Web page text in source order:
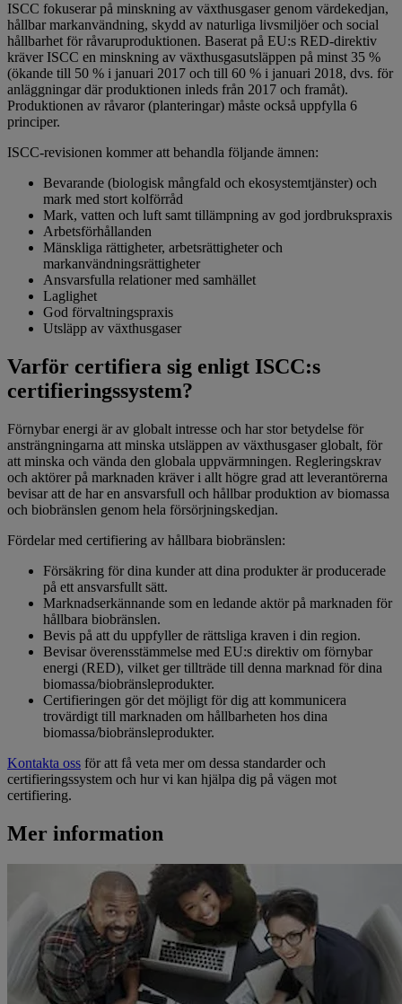
ISCC fokuserar på minskning av växthusgaser genom värdekedjan,
hållbar markanvändning, skydd av naturliga livsmiljöer och social
hållbarhet för råvaruproduktionen. Baserat på EU:s RED-direktiv
kräver ISCC en minskning av växthusgasutsläppen på minst 35 %
(ökande till 50 % i januari 2017 och till 60 % i januari 2018, dvs. för
anläggningar där produktionen inleds från 2017 och framåt).
Produktionen av råvaror (planteringar) måste också uppfylla 6
principer.
ISCC-revisionen kommer att behandla följande ämnen:
Bevarande (biologisk mångfald och ekosystemtjänster) och
mark med stort kolförråd
Mark, vatten och luft samt tillämpning av god jordbrukspraxis
Arbetsförhållanden
Mänskliga rättigheter, arbetsrättigheter och
markanvändningsrättigheter
Ansvarsfulla relationer med samhället
Laglighet
God förvaltningspraxis
Utsläpp av växthusgaser
Varför certifiera sig enligt ISCC:s
certifieringssystem?
Förnybar energi är av globalt intresse och har stor betydelse för
ansträngningarna att minska utsläppen av växthusgaser globalt, för
att minska och vända den globala uppvärmningen. Regleringskrav
och aktörer på marknaden kräver i allt högre grad att leverantörerna
bevisar att de har en ansvarsfull och hållbar produktion av biomassa
och biobränslen genom hela försörjningskedjan.
Fördelar med certifiering av hållbara biobränslen:
Försäkring för dina kunder att dina produkter är producerade
på ett ansvarsfullt sätt.
Marknadserkännande som en ledande aktör på marknaden för
hållbara biobränslen.
Bevis på att du uppfyller de rättsliga kraven i din region.
Bevisar överensstämmelse med EU:s direktiv om förnybar
energi (RED), vilket ger tillträde till denna marknad för dina
biomassa/biobränsleprodukter.
Certifieringen gör det möjligt för dig att kommunicera
trovärdigt till marknaden om hållbarheten hos dina
biomassa/biobränsleprodukter.
Kontakta oss för att få veta mer om dessa standarder och
certifieringssystem och hur vi kan hjälpa dig på vägen mot
certifiering.
Mer information